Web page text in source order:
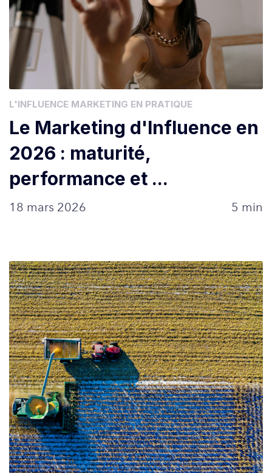
L'INFLUENCE MARKETING EN PRATIQUE
Le Marketing d'Influence en
2026 : maturité,
performance et ...
18 mars 2026 5 min